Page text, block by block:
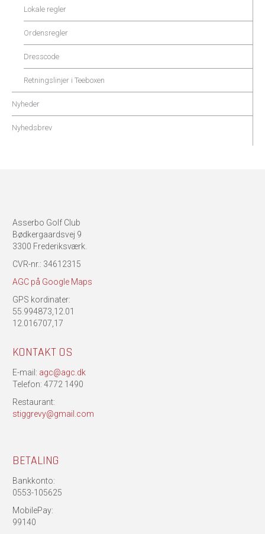
Lokale regler
Ordensregler
Dresscode
Retningslinjer i Teeboxen
Nyheder
Nyhedsbrev
Asserbo Golf Club
Bødkergaardsvej 9
3300 Frederiksværk.
CVR-nr.: 34612315
AGC på Google Maps
GPS kordinater:
55.994873,12.01
12.016707,17
KONTAKT OS
E-mail: agc@agc.dk
Telefon: 4772 1490
Restaurant:
stiggrevy@gmail.com
BETALING
Bankkonto:
0553-105625
MobilePay:
99140